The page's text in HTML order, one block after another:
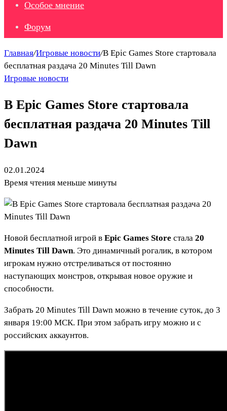
Особое мнение
Форум
Главная/Игровые новости/В Epic Games Store стартовала
бесплатная раздача 20 Minutes Till Dawn
Игровые новости
В Epic Games Store стартовала
бесплатная раздача 20 Minutes Till
Dawn
02.01.2024
Время чтения меньше минуты
Новой бесплатной игрой в Epic Games Store стала 20
Minutes Till Dawn. Это динамичный рогалик, в котором
игрокам нужно отстреливаться от постоянно
наступающих монстров, открывая новое оружие и
способности.
Забрать 20 Minutes Till Dawn можно в течение суток, до 3
января 19:00 МСК. При этом забрать игру можно и с
российских аккаунтов.